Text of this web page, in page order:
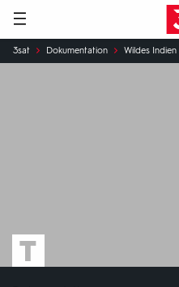
Hauptnavigation
Sie
sind
3sat Dokumentation Wildes Indien